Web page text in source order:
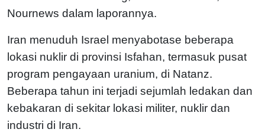
Nournews dalam laporannya.
Iran menuduh Israel menyabotase beberapa
lokasi nuklir di provinsi Isfahan, termasuk pusat
program pengayaan uranium, di Natanz.
Beberapa tahun ini terjadi sejumlah ledakan dan
kebakaran di sekitar lokasi militer, nuklir dan
industri di Iran.